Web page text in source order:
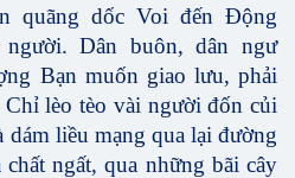
quãng dốc Voi đến Động
Dân buôn, dân ngư
Bạn muốn giao lưu, phải
lèo tèo vài người đốn củi
liều mạng qua lại đường
ngất, qua những bãi cây